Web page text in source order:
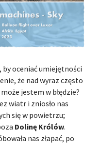
by oceniać umiejętności
że nad wyraz często
jestem w błędzie?
wiatr i zniosło nas
się w powietrzu;
Dolinę Królów.
nas złapać, po